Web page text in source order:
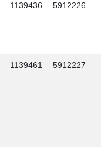
1139436 5912226
1139461 5912227